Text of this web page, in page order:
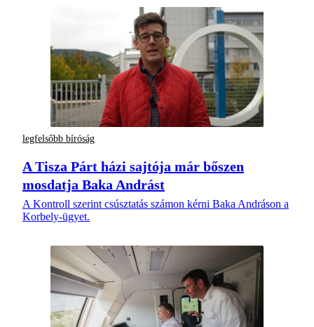
legfelsőbb bíróság
A Tisza Párt házi sajtója már bőszen
mosdatja Baka Andrást
A Kontroll szerint csúsztatás számon kérni Baka Andráson a
Korbely-ügyet.